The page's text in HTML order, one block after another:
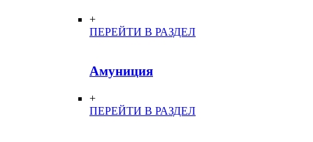
+
ПЕРЕЙТИ В РАЗДЕЛ
Амуниция
+
ПЕРЕЙТИ В РАЗДЕЛ